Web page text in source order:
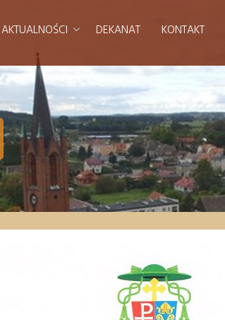
AKTUALNOŚCI DEKANAT KONTAKT